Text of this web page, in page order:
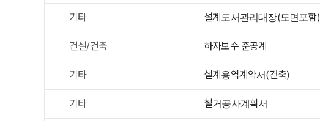
기타 설계도서관리대장(도면포함)
건설/건축 하자보수 준공계
기타 설계용역계약서(건축)
기타 철거공사계획서